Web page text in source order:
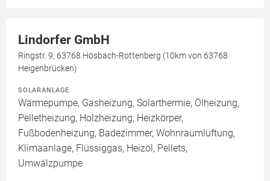
Lindorfer GmbH
Ringstr. 9, 63768 Hösbach-Rottenberg (10km von 63768
Heigenbrücken)
SOLARANLAGE
Wärmepumpe, Gasheizung, Solarthermie, Ölheizung,
Pelletheizung, Holzheizung, Heizkörper,
Fußbodenheizung, Badezimmer, Wohnraumlüftung,
Klimaanlage, Flüssiggas, Heizöl, Pellets,
Umwälzpumpe